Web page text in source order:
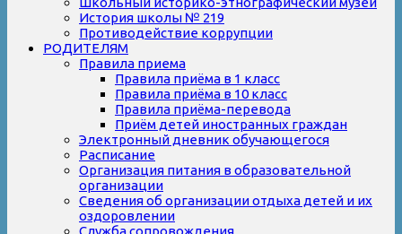
История школы № 219
Противодействие коррупции
РОДИТЕЛЯМ
Правила приема
Правила приёма в 1 класс
Правила приёма в 10 класс
Правила приёма-перевода
Приём детей иностранных граждан
Электронный дневник обучающегося
Расписание
Организация питания в образовательной
организации
Сведения об организации отдыха детей и их
оздоровлении
Служба сопровождения